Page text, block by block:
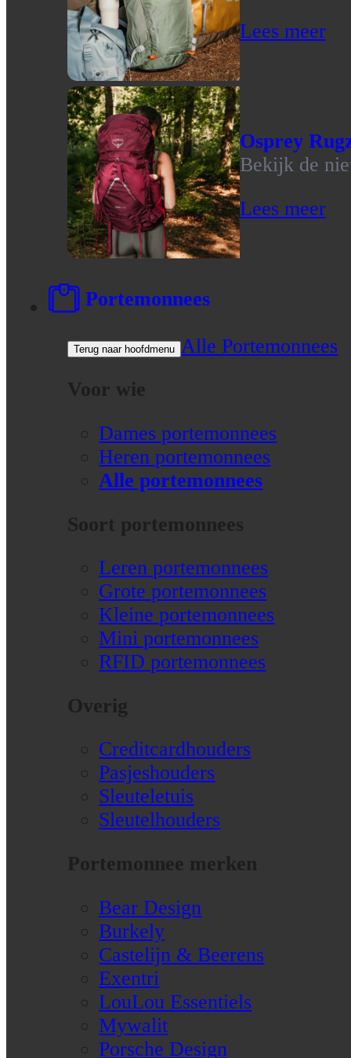
Lees meer
Osprey
Bekijk de
Lees meer
Portemonnees
Terug naar hoofdmenu Alle Portemonnees
Voor wie
Dames portemonnees
Heren portemonnees
Alle portemonnees
Soort portemonnees
Leren portemonnees
Grote portemonnees
Kleine portemonnees
Mini portemonnees
RFID portemonnees
Overig
Creditcardhouders
Pasjeshouders
Sleuteletuis
Sleutelhouders
Portemonnee merken
Bear Design
Burkely
Castelijn & Beerens
Exentri
LouLou Essentiels
Mywalit
Porsche Design